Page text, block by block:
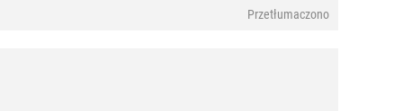
Przetłumaczono